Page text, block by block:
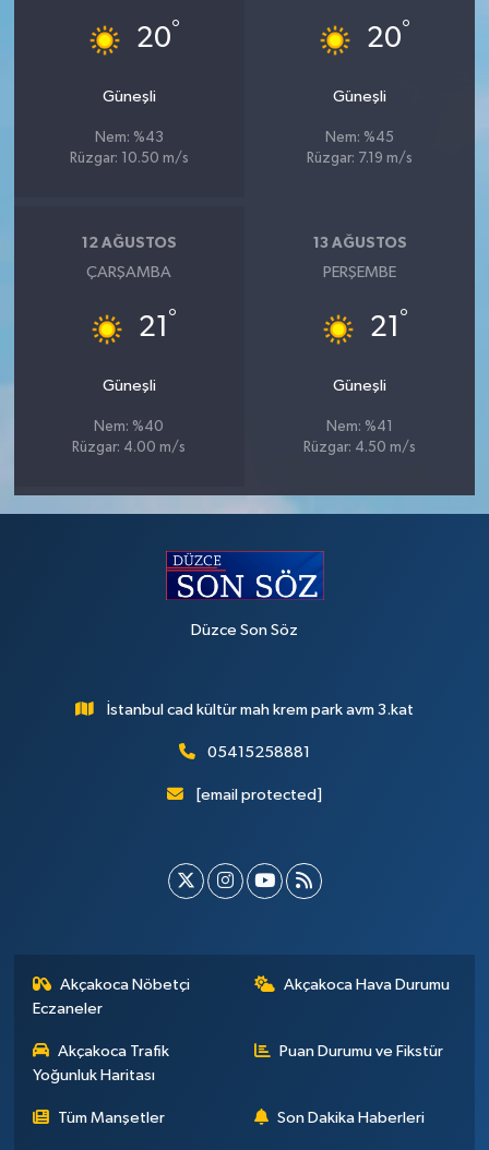
20°
Güneşli
Nem: %43
Rüzgar: 10.50 m/s
20°
Güneşli
Nem: %45
Rüzgar: 7.19 m/s
12 AĞUSTOS
ÇARŞAMBA
21 °
Güneşli
Nem: %40
Rüzgar: 4.00 m/s
13 AĞUSTOS
PERŞEMBE
21 °
Güneşli
Nem: %41
Rüzgar: 4.50 m/s
Düzce Son Söz
İstanbul cad kültür mah krem park avm 3.kat
05415258881
[email protected]
Akçakoca Nöbetçi
Eczaneler
Akçakoca Hava Durumu
Akçakoca Trafik
Yoğunluk Haritası
Puan Durumu ve Fikstür
Tüm Manşetler Son Dakika Haberleri